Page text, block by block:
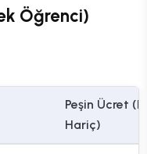
Öğrenci)
Peşin Ücret
Hariç)